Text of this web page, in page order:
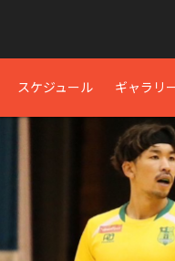
スケジュール ギャラリ